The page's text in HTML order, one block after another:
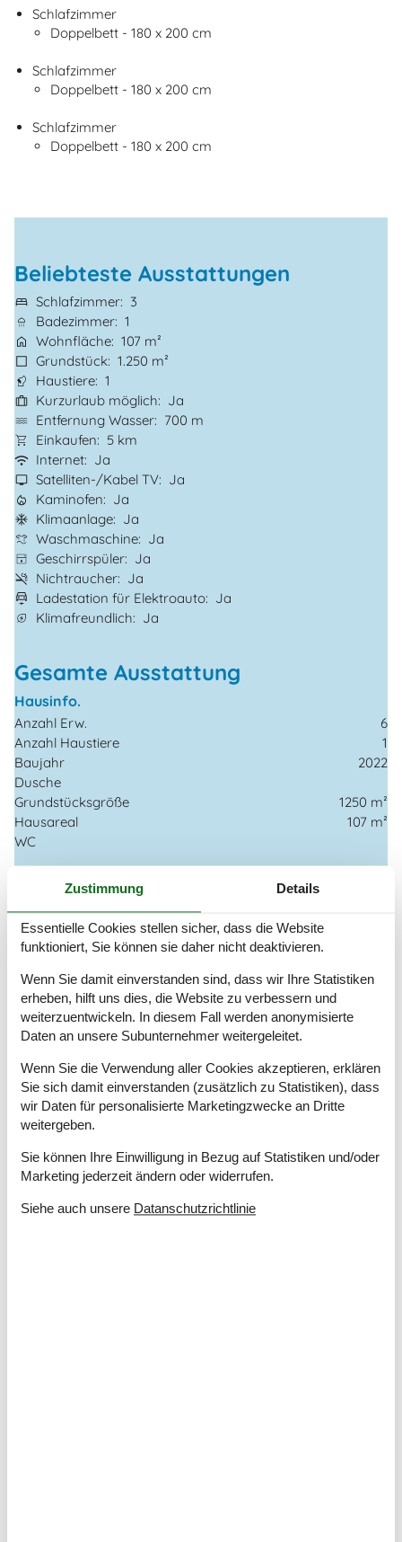
Schlafzimmer
Doppelbett - 180 x 200 cm
Schlafzimmer
Doppelbett - 180 x 200 cm
Schlafzimmer
Doppelbett - 180 x 200 cm
Beliebteste Ausstattungen
Schlafzimmer
3
Badezimmer 1
Wohnfläche 107 m²
Grundstück
1.250 m²
Haustiere 1
Kurzurlaub möglich
Ja
Entfernung Wasser
700 m
Einkaufen
5 km
Internet
Ja
Satelliten-/Kabel TV
Ja
Kaminofen
Ja
Klimaanlage
Ja
Waschmaschine
Ja
Geschirrspüler
Ja
Nichtraucher
Ja
Ladestation für Elektroauto
Ja
Klimafreundlich
Ja
Gesamte Ausstattung
Hausinfo.
Anzahl Erw.
6
Anzahl Haustiere
1
Baujahr
2022
Dusche
Grundstücksgröße
1250 m²
Hausareal
107 m²
WC
Abstand Einkauf
Entfernung Meer
Entfernung Restaurant
Entfernung Strand
Energie/Heizung
Kaminofen
Wärmepumpe / Mit Kühlung
Küchengeräte
Abzugshaube
Backofen
Kaffeemaschine
Kochplatten
Kühlschrank m/Gefrierfach
Gefrierschrank 60 Liter
Spülmaschine
Zustimmung Details
Essentielle Cookies stellen sicher, dass die Website
funktioniert, Sie können sie daher nicht deaktivieren.
Wenn Sie damit einverstanden sind, dass wir Ihre Statistiken
erheben, hilft uns dies, die Website zu verbessern und
weiterzuentwickeln. In diesem Fall werden anonymisierte
Daten an unsere Subunternehmer weitergeleitet.
Wenn Sie die Verwendung aller Cookies akzeptieren, erklären
Sie sich damit einverstanden (zusätzlich zu Statistiken), dass
wir Daten für personalisierte Marketingzwecke an Dritte
weitergeben.
Sie können Ihre Einwilligung in Bezug auf Statistiken und/oder
Marketing jederzeit ändern oder widerrufen.
Siehe auch unsere Datanschutzrichtlinie